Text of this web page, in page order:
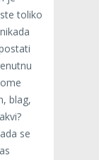
toliko
blag,
se